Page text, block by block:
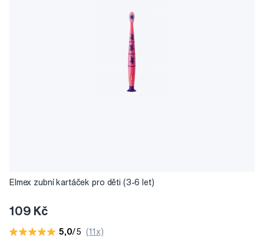
Elmex zubní kartáček pro děti (3-6 let)
109 Kč
5,0/5 (11x)